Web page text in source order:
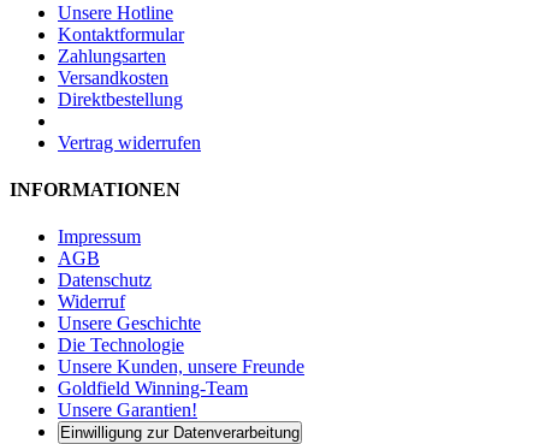
Unsere Hotline
Kontaktformular
Zahlungsarten
Versandkosten
Direktbestellung
Vertrag widerrufen
INFORMATIONEN
Impressum
AGB
Datenschutz
Widerruf
Unsere Geschichte
Die Technologie
Unsere Kunden, unsere Freunde
Goldfield Winning-Team
Unsere Garantien!
Einwilligung zur Datenverarbeitung